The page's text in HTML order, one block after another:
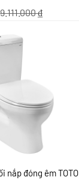
9.111.000₫
nắp đóng êm TOTO